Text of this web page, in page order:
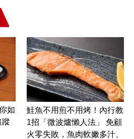
如
蹤
鮭魚不用煎不用烤！內行教
1招「微波爐懶人法」 免顧
火零失敗，魚肉軟嫩多汁、